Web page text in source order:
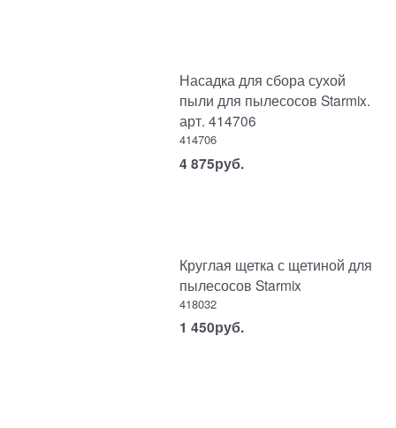
Насадка для сбора сухой
пыли для пылесосов Starmix.
арт. 414706
414706
4 875руб.
Круглая щетка с щетиной для
пылесосов Starmix
418032
1 450руб.